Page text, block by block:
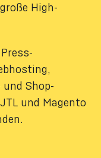
High-
und Shop-
und Magento